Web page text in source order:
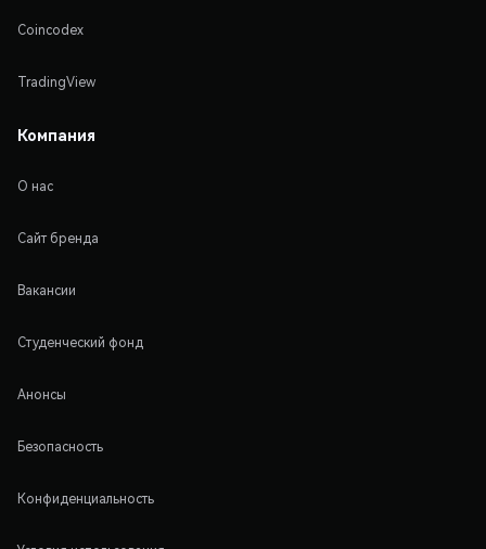
Coincodex
TradingView
Компания
О нас
Сайт бренда
Вакансии
Студенческий фонд
Анонсы
Безопасность
Конфиденциальность